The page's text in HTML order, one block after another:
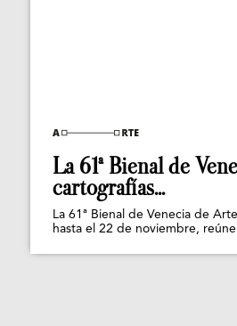
La 61ª Bienal de
cartografías...
La 61ª Bienal de Venecia de
hasta el 22 de noviembre,